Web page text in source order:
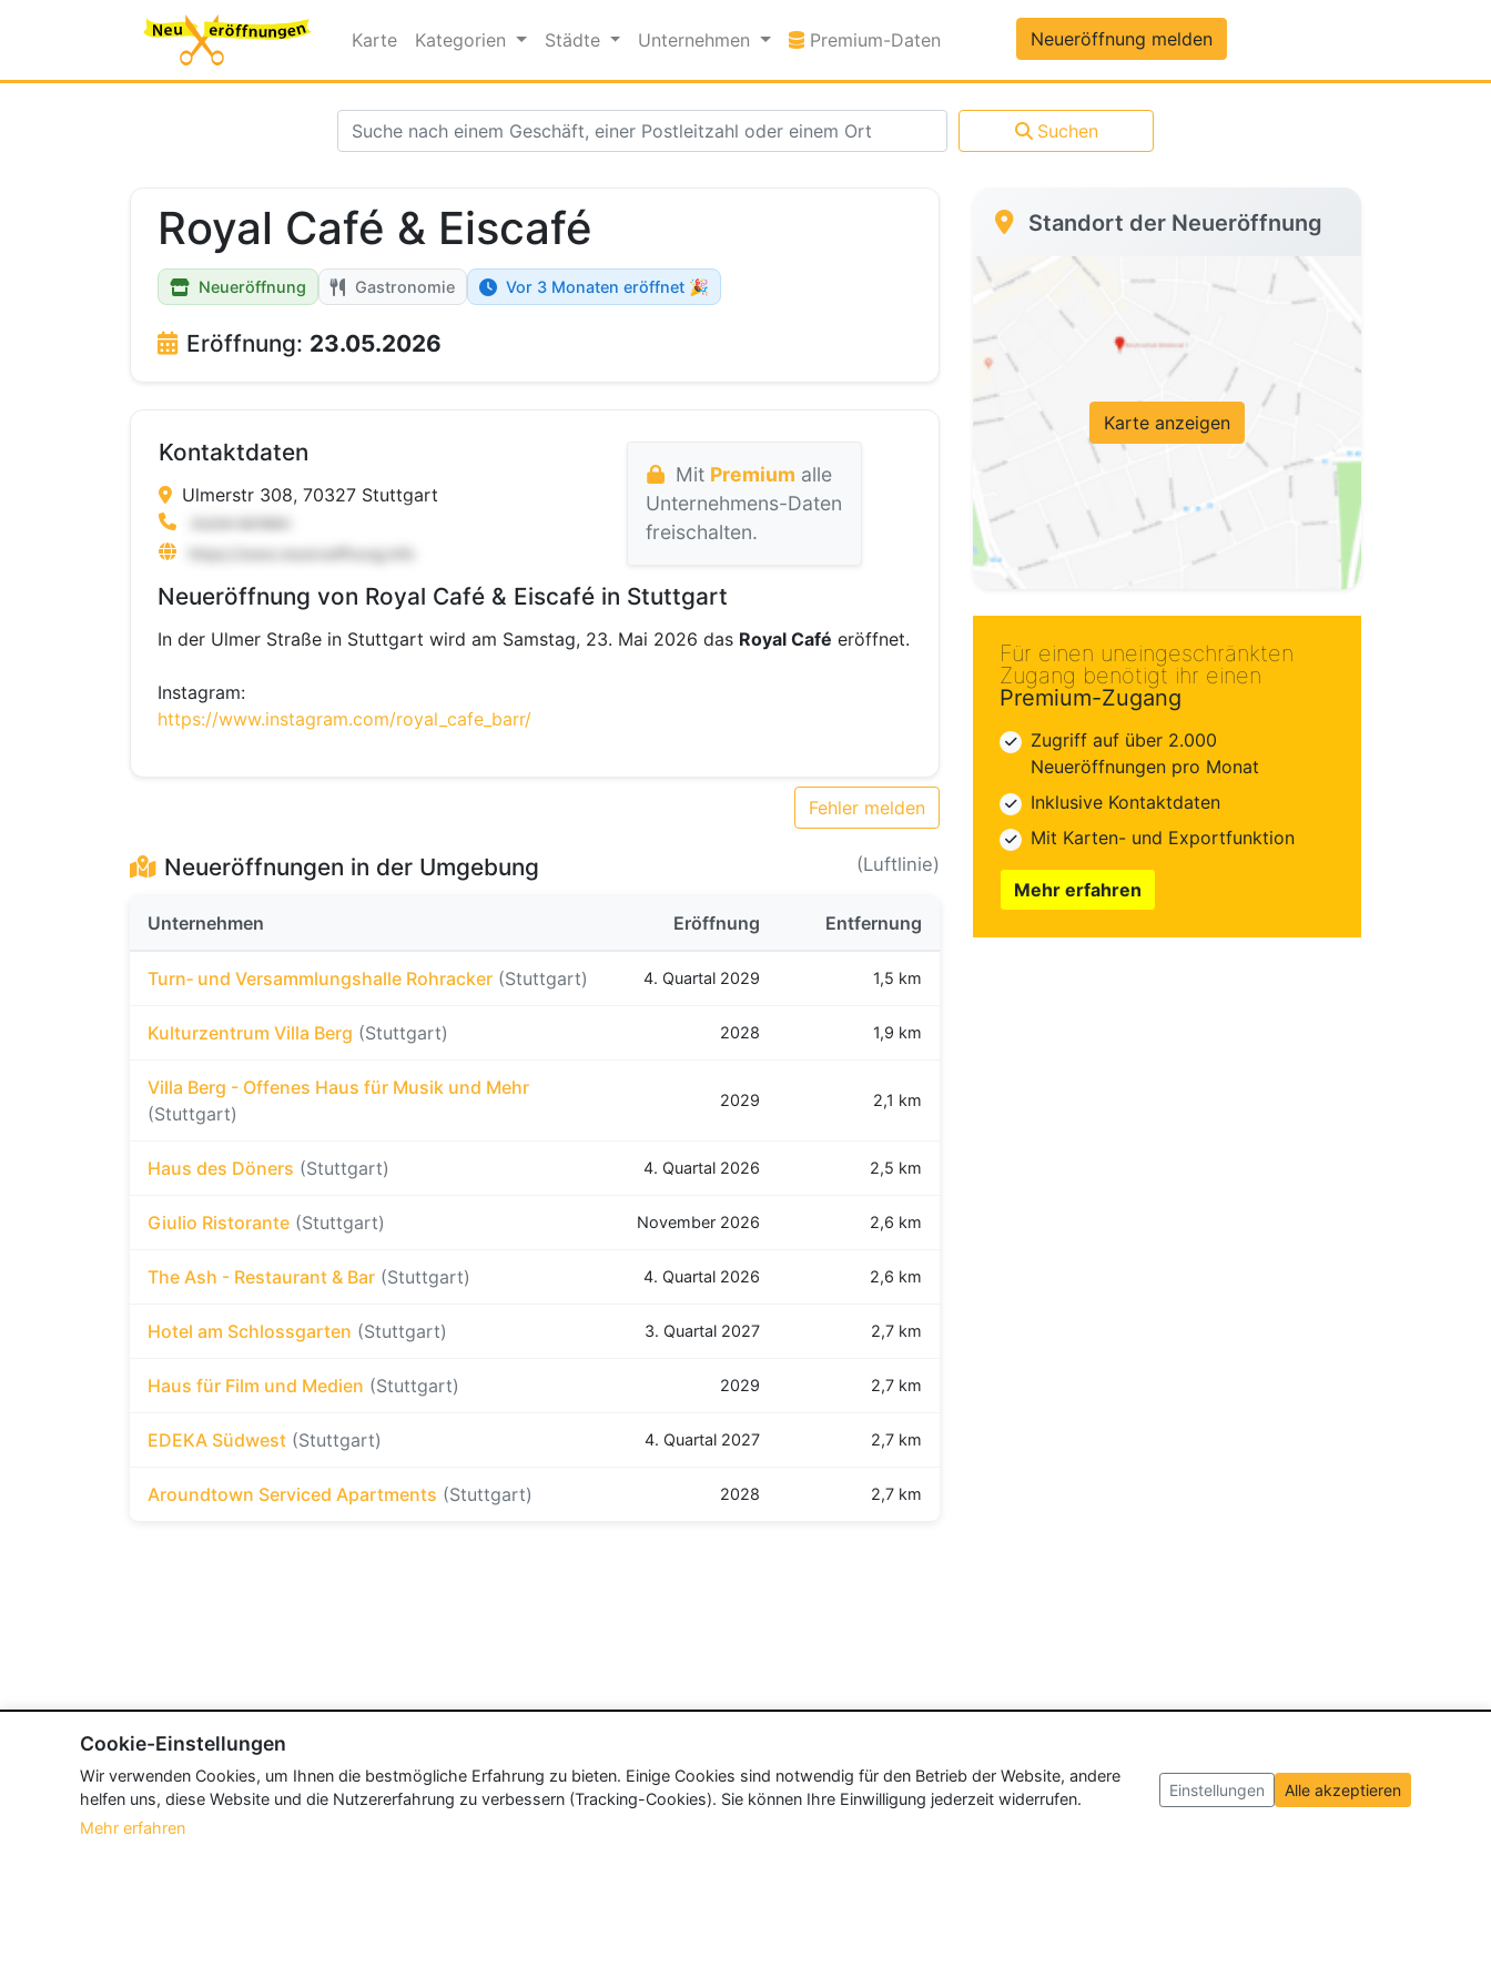
Karte Kategorien Städte Unternehmen Premium-Daten Premium-DatenNeueröffnung melden
Suchen
Royal Café & Eiscafé
Neueröffnung Gastronomie Vor 3 Monaten eröffnet 🎉
Eröffnung: 23.05.2026
Kontaktdaten
Ulmerstr 308, 70327 Stuttgart
Mit Premium alle
Unternehmens-Daten
freischalten.
Neueröffnung von Royal Café & Eiscafé in Stuttgart
In der Ulmer Straße in Stuttgart wird am Samstag, 23. Mai 2026 das Royal Café eröffnet.
Instagram:
https://www.instagram.com/royal_cafe_barr/
Fehler melden
Neueröffnungen in der Umgebung (Luftlinie)
Unternehmen Eröffnung Entfernung
Turn‐ und Versammlungshalle Rohracker (Stuttgart) 4. Quartal 2029 1,5 km
Kulturzentrum Villa Berg (Stuttgart) 2028 1,9 km
Villa Berg - Offenes Haus für Musik und Mehr
(Stuttgart)
2029 2,1 km
Haus des Döners (Stuttgart) 4. Quartal 2026 2,5 km
Giulio Ristorante (Stuttgart) November 2026 2,6 km
The Ash - Restaurant & Bar (Stuttgart) 4. Quartal 2026 2,6 km
Hotel am Schlossgarten (Stuttgart) 3. Quartal 2027 2,7 km
Haus für Film und Medien (Stuttgart) 2029 2,7 km
EDEKA Südwest (Stuttgart) 4. Quartal 2027 2,7 km
Aroundtown Serviced Apartments (Stuttgart) 2028 2,7 km
Standort der Neueröffnung
Karte anzeigen
Für einen uneingeschränkten
Zugang benötigt ihr einen
Premium-Zugang
Zugriff auf über 2.000
Neueröffnungen pro Monat
Inklusive Kontaktdaten
Mit Karten- und Exportfunktion
Mehr erfahren
Cookie-Einstellungen
Wir verwenden Cookies, um Ihnen die bestmögliche Erfahrung zu bieten. Einige Cookies sind notwendig für den Betrieb der Website, andere
helfen uns, diese Website und die Nutzererfahrung zu verbessern (Tracking-Cookies). Sie können Ihre Einwilligung jederzeit widerrufen.
Mehr erfahren
Einstellungen Alle akzeptieren